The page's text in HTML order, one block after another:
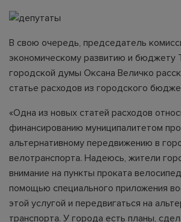
В свою очередь, председатель
экономическому развитию и бюджету
городской думы Оксана Величко
статье расходов из городского
«Одна из новых статей расходов
финансированию муниципалитетом
альтернативному передвижению в
велотранспорта. Надеюсь, жители
внимание на пункты проката
помощью специального приложения
этой услугой и передвигаться на
транспорта. У города есть планы,